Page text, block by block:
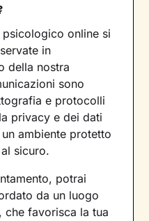
online si
in
della nostra
sono
e protocolli
privacy e dei dati
ambiente protetto
sicuro.
potrai
da un luogo
favorisca la tua